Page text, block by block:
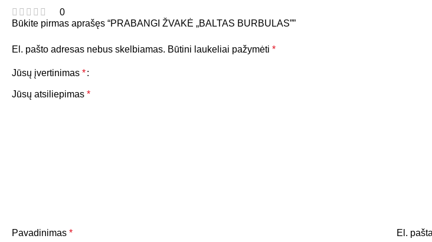
0
Būkite pirmas aprašęs “PRABANGI ŽVAKĖ „BALTAS BURBULAS””
El. pašto adresas nebus skelbiamas. Būtini laukeliai pažymėti *
Jūsų įvertinimas *
Jūsų atsiliepimas *
Pavadinimas * El.